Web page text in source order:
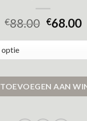
€88.00 €68.00
TOEVOEGEN AAN